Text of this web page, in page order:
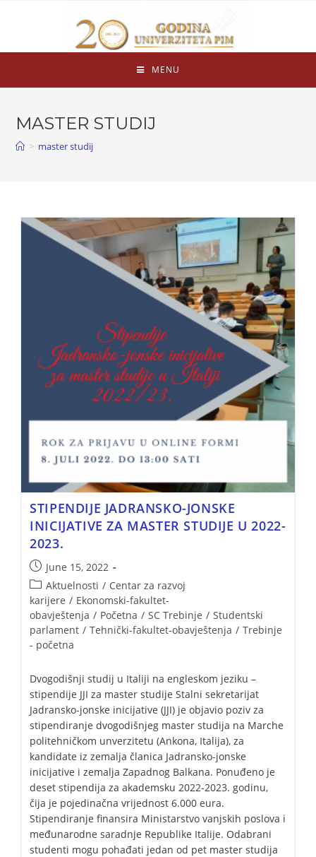
MENU
MASTER STUDIJ
> master studij
STIPENDIJE JADRANSKO-JONSKE
INICIJATIVE ZA MASTER STUDIJE U 2022-
2023.
June 15, 2022
Aktuelnosti / Centar za razvoj
karijere / Ekonomski-fakultet-
obavještenja / Početna / SC Trebinje / Studentski
parlament / Tehnički-fakultet-obavještenja / Trebinje
- početna
Dvogodišnji studij u Italiji na engleskom jeziku –
stipendije JJI za master studije Stalni sekretarijat
Jadransko-jonske inicijative (JJI) je objavio poziv za
stipendiranje dvogodišnjeg master studija na Marche
politehničkom unverzitetu (Ankona, Italija), za
kandidate iz zemalja članica Jadransko-jonske
inicijative i zemalja Zapadnog Balkana. Ponuđeno je
deset stipendija za akademsku 2022-2023. godinu,
čija je pojedinačna vrijednost 6.000 eura.
Stipendiranje finansira Ministarstvo vanjskih poslova i
međunarodne saradnje Republike Italije. Odabrani
studenti mogu pohađati jedan od pet master studija